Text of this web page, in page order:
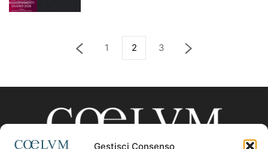
Gestisci Consenso
1 2 3